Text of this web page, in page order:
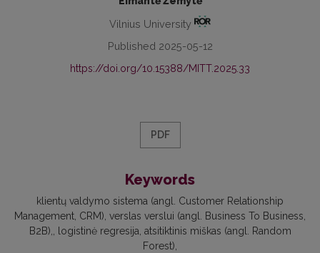
Vilnius University
Published 2025-05-12
https://doi.org/10.15388/MITT.2025.33
PDF
Keywords
klientų valdymo sistema (angl. Customer Relationship
Management, CRM) verslas verslui (angl. Business To Business,
B2B), logistinė regresija atsitiktinis miškas (angl. Random
Forest)